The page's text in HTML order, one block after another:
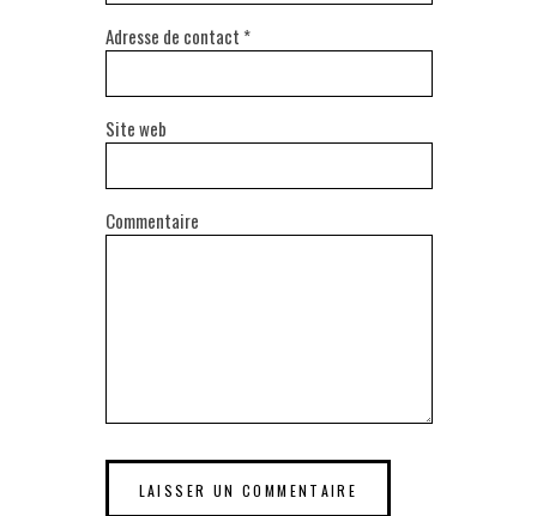
Adresse de contact *
Site web
Commentaire